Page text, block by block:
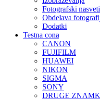
Fotografski nasveti
Obdelava
Dodatki
Testna cona
CANON
FUJIFILM
HUAWEI
NIKON
SIGMA
SONY
DRUGE